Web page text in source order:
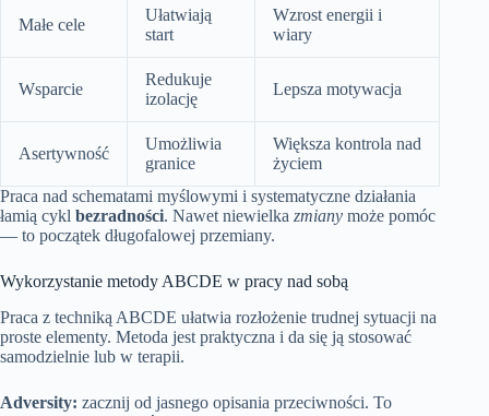
Małe cele
Ułatwiają
start
Wzrost energii i
wiary
Wsparcie
Redukuje
izolację
Lepsza motywacja
Asertywność
Umożliwia
granice
Większa kontrola nad
życiem
Praca nad schematami myślowymi i systematyczne działania
łamią cykl bezradności. Nawet niewielka zmiany może pomóc
— to początek długofalowej przemiany.
Wykorzystanie metody ABCDE w pracy nad sobą
Praca z techniką ABCDE ułatwia rozłożenie trudnej sytuacji na
proste elementy. Metoda jest praktyczna i da się ją stosować
samodzielnie lub w terapii.
Adversity: zacznij od jasnego opisania przeciwności. To